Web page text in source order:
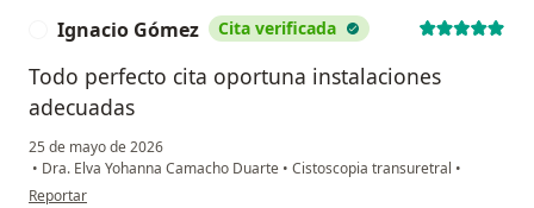
Ignacio Gómez Cita verificada
Todo perfecto cita oportuna instalaciones
adecuadas
25 de mayo de 2026
• Dra. Elva Yohanna Camacho Duarte • Cistoscopia transuretral •
en opinión del usuario Ignacio Gómez
Reportar